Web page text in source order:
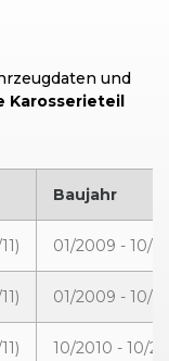
und
Karosserieteil
Baujahr
01/2009 - 10/
01/2009 - 10/
10/2010 - 10/